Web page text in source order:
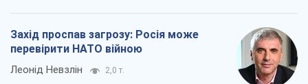
Захід проспав загрозу: Росія може
перевірити НАТО війною
Леонід Невзлін 2,0 т.